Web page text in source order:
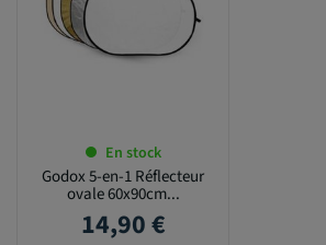
En stock
Godox 5-en-1 Réflecteur
ovale 60x90cm...
Prix
14,90 €